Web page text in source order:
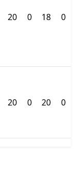
20 0 18 0
20 0 20 0